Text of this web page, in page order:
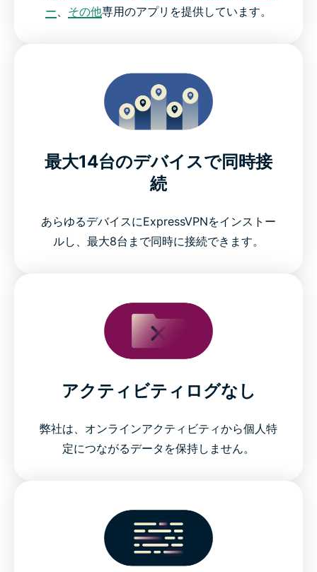
ー、 その他専用のアプリを提供しています。
最大14台のデバイスで同時接
続
あらゆるデバイスにExpressVPNをインストー
ルし、最大8台まで同時に接続できます。
アクティビティログなし
弊社は、オンラインアクティビティから個人特
定につながるデータを保持しません。